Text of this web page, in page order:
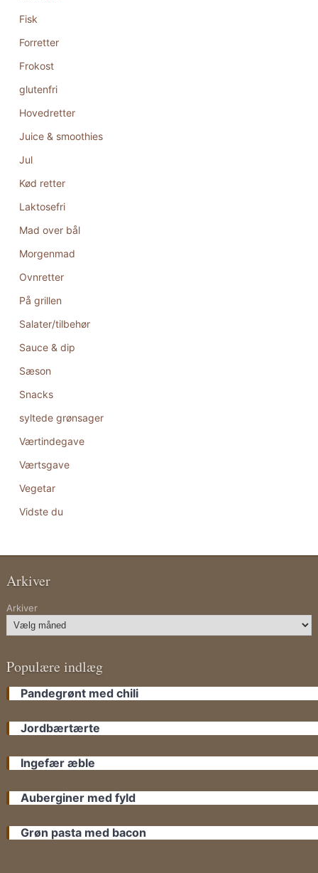
Fisk
Forretter
Frokost
glutenfri
Hovedretter
Juice & smoothies
Jul
Kød retter
Laktosefri
Mad over bål
Morgenmad
Ovnretter
På grillen
Salater/tilbehør
Sauce & dip
Sæson
Snacks
syltede grønsager
Værtindegave
Værtsgave
Vegetar
Vidste du
Arkiver
Arkiver
Populære indlæg
Pandegrønt med chili
Jordbærtærte
Ingefær æble
Auberginer med fyld
Grøn pasta med bacon